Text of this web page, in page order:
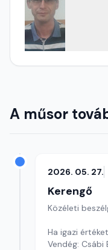
A műsor
2026. 05. 27.
Kerengő
Közéleti
Ha igazi
Vendég: Csábi